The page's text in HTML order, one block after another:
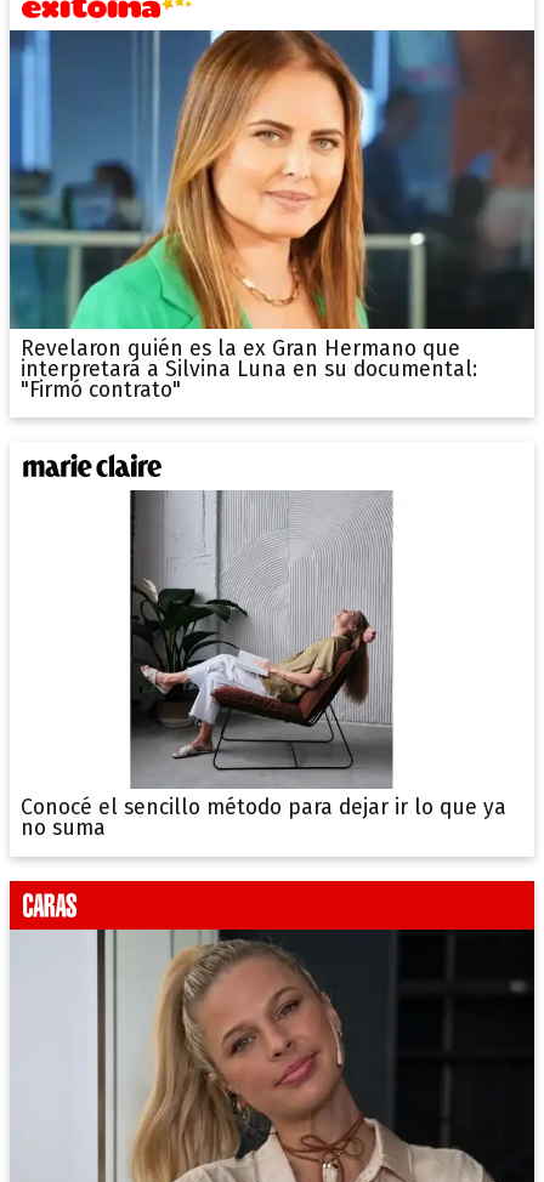
Revelaron quién es la ex Gran Hermano que
interpretará a Silvina Luna en su documental:
"Firmó contrato"
Conocé el sencillo método para dejar ir lo que ya
no suma